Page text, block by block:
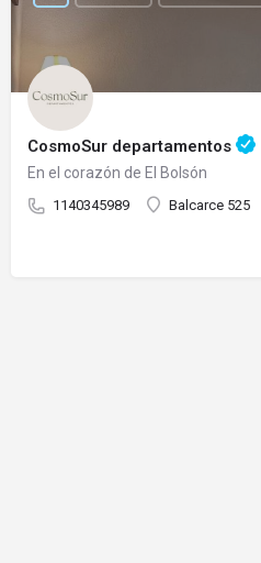
CosmoSur departamentos
En el corazón de El Bolsón
1140345989 Balcarce 525